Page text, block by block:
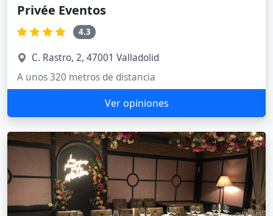
Privée Eventos
4.3
C. Rastro, 2, 47001 Valladolid
A unos 320 metros de distancia
Ver opiniones